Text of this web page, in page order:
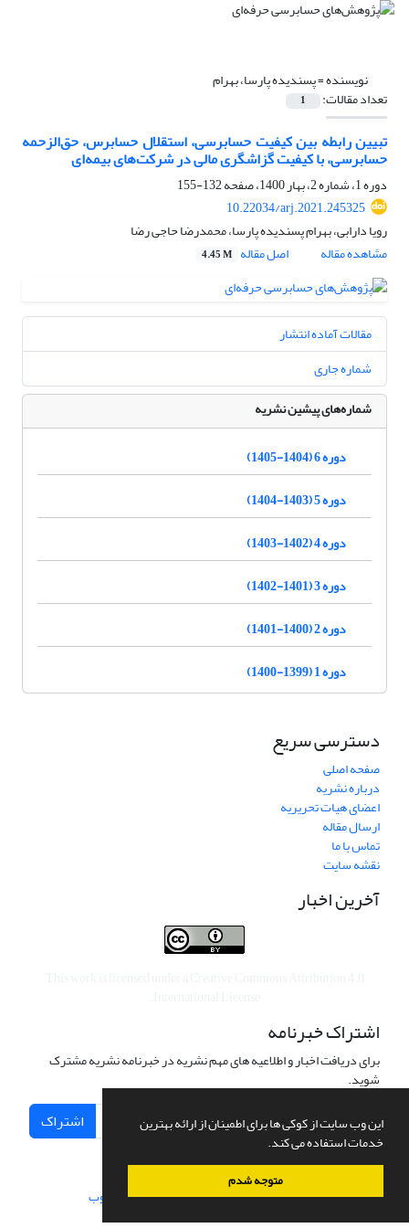
این وب سایت از کوکی ها برای اطمینان از ارائه بهترین
خدمات استفاده می کند.
متوجه شدم
نویسنده =پسندیده پارسا، بهرام
تعداد مقالات: 1
تبیین رابطه بین کیفیت حسابرسی، استقلال حسابرس، حق‌الزحمه
حسابرسی، با کیفیت گزاشگری مالی در شرکت‌های بیمه‌ای
دوره 1، شماره 2، بهار 1400، صفحه
132-155
10.22034/arj.2021.245325
رویا دارابی، بهرام پسندیده پارسا، محمدرضا حاجی رضا
مشاهده مقاله
اصل مقاله 4.45 M
مقالات آماده انتشار
شماره جاری
شماره‌های پیشین نشریه
دوره 6 (1404-1405)
دوره 5 (1403-1404)
دوره 4 (1402-1403)
دوره 3 (1401-1402)
دوره 2 (1400-1401)
دوره 1 (1399-1400)
دسترسی سریع
صفحه اصلی
درباره نشریه
اعضای هیات تحریریه
ارسال مقاله
تماس با ما
نقشه سایت
آخرین اخبار
اشتراک خبرنامه
برای دریافت اخبار و اطلاعیه های مهم نشریه در خبرنامه نشریه مشترک
شوید.
اشتراک
سامانه مدیریت نشریات علمی.طراحی و پیاده سازی از سیناوب